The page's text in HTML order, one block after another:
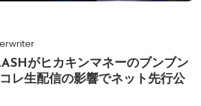
がヒカキンマネーのブンブン
レ生配信の影響でネット先行公